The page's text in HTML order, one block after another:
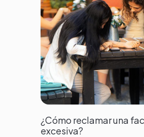
¿Cómo reclamar una
excesiva?